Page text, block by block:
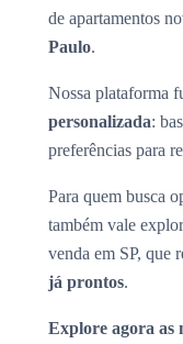
de apartamentos
Paulo.
Nossa plataforma
personalizada:
preferências para
Para quem busca
também vale
venda em SP, que
já prontos.
Explore agora as